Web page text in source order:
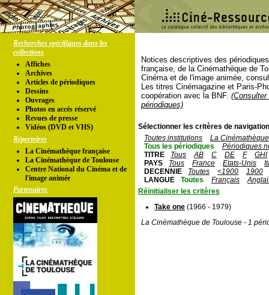
Recherches spécifiques dans les
collections
Affiches
Archives
Articles de périodiques
Dessins
Ouvrages
Photos en accés réservé
Revues de presse
Vidéos (DVD et VHS)
Répertoires
La Cinémathèque française
La Cinémathèque de Toulouse
Centre National du Cinéma et de
l'image animée
Partenaires
Notices descriptives des
française, de la Cinémathèque de
Cinéma et de l'image animée,
Les titres Cinémagazine et Paris-
coopération avec la BNF.
périodiques)
Sélectionner les critères de
Toutes institutions
La
Tous les périodiques
Périodiques
TITRE
Tous AB C DE F
GHI
PAYS
Tous France Etats-Unis
DECENNIE
Toutes <1900
1900
LANGUE
Toutes Français
Réinitialiser les critères
Take one (1966 - 1979)
La Cinémathèque de Toulouse - 1